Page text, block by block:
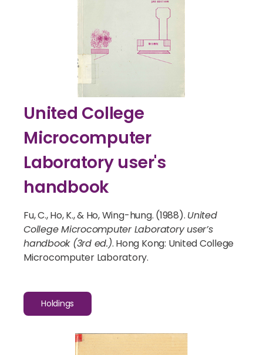
United College
Microcomputer
Laboratory user's
handbook
Fu, C., Ho, K., & Ho, Wing-hung. (1988). United
College Microcomputer Laboratory user’s
handbook (3rd ed.). Hong Kong: United College
Microcomputer Laboratory.
Holdings